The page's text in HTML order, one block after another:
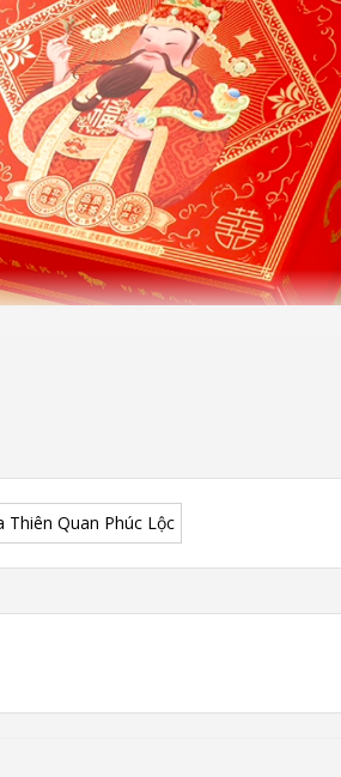
Phúc Kiến
Phúc Kiến
Thiên Quan Phúc Lộc